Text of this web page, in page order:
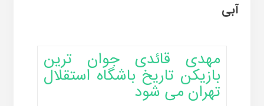
آبی
مهدی قائدی جوان ترین
بازیکن تاریخ باشگاه استقلال
تهران می شود